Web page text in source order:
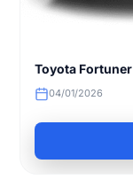
Toyota Fortuner
04/01/2026